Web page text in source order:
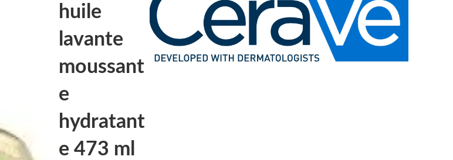
huile
lavante
moussant
e
hydratant
e 473 ml